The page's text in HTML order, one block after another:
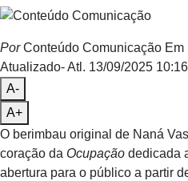
PorConteúdo Comunicação Em
Atualizado- Atl. 13/09/2025 10:16
A-
A+
O berimbau original de Naná
coração da Ocupação dedicada
abertura para o público a partir